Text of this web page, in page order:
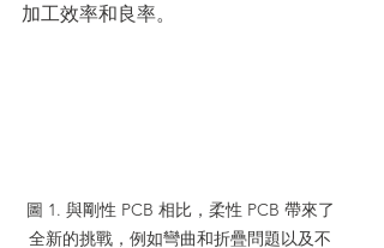
加工效率和良率。
圖 1. 與剛性 PCB 相比，柔性 PCB 帶來了
全新的挑戰，例如彎曲和折疊問題以及不